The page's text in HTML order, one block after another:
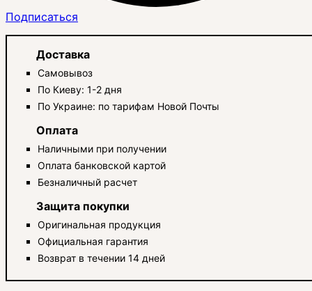
Подписаться
Доставка
Самовывоз
По Киеву: 1-2 дня
По Украине: по тарифам Новой Почты
Оплата
Наличными при получении
Оплата банковской картой
Безналичный расчет
Защита покупки
Оригинальная продукция
Официальная гарантия
Возврат в течении 14 дней